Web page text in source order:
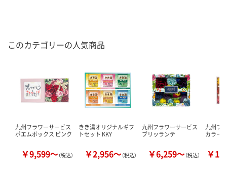
このカテゴリーの人気商品
九州フラワーサービス
ポエムボックス ピンク
￥9,599～（税込）
きき湯オリジナルギフ
トセット KKY
￥2,956～（税込）
九州フラワーサービス
ブリッランテ
￥6,259～（税込）
九州フ
カラーズ
￥